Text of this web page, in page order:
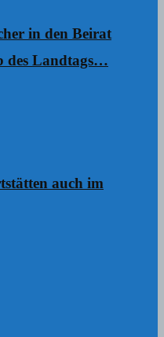
in den Beirat
des Landtags…
auch im